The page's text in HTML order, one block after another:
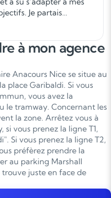
partais
et en seulement
désormais
communiquer. Je suis
anglophones,
et je n’ai plus
orale, en lecture et
que ces cours m’ont
Un grand
de qualité, je
!
à mon agence
Anacours Nice se situe au
place Garibaldi. Si vous
vous avez la
le tramway. Concernant les
la zone. Arrêtez vous à
si vous prenez la ligne T1,
Si vous prenez la ligne T2,
préfèrez prendre la
au parking Marshall
juste en face de